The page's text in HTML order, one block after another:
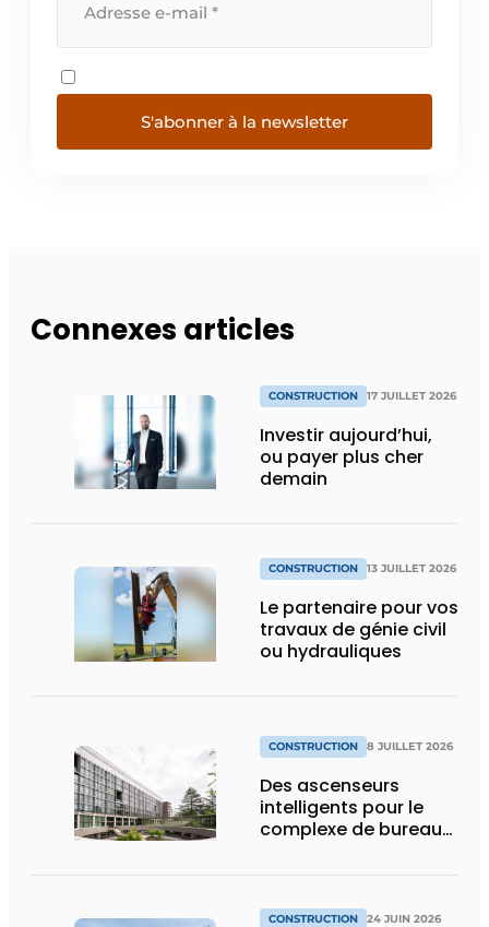
S'abonner à la newsletter
Connexes articles
CONSTRUCTION 17 JUILLET 2026
Investir aujourd’hui,
ou payer plus cher
demain
CONSTRUCTION 13 JUILLET 2026
Le partenaire pour vos
travaux de génie civil
ou hydrauliques
CONSTRUCTION 8 JUILLET 2026
Des ascenseurs
intelligents pour le
complexe de bureaux
CONSTRUCTION 24 JUIN 2026